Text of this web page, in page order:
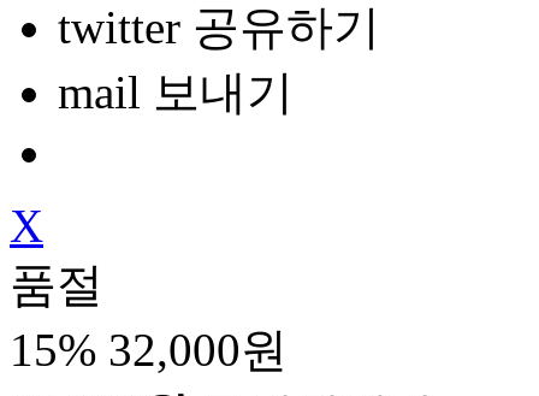
twitter 공유하기
mail 보내기
X
품절
15% 32,000원